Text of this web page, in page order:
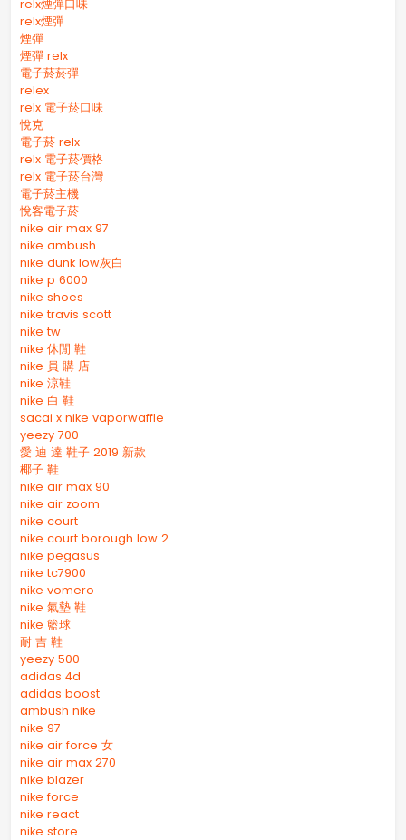
relx煙彈口味
relx煙彈
煙彈
煙彈 relx
電子菸菸彈
relex
relx 電子菸口味
悅克
電子菸 relx
relx 電子菸價格
relx 電子菸台灣
電子菸主機
悅客電子菸
nike air max 97
nike ambush
nike dunk low灰白
nike p 6000
nike shoes
nike travis scott
nike tw
nike 休閒 鞋
nike 員 購 店
nike 涼鞋
nike 白 鞋
sacai x nike vaporwaffle
yeezy 700
愛 迪 達 鞋子 2019 新款
椰子 鞋
nike air max 90
nike air zoom
nike court
nike court borough low 2
nike pegasus
nike tc7900
nike vomero
nike 氣墊 鞋
nike 籃球
耐 吉 鞋
yeezy 500
adidas 4d
adidas boost
ambush nike
nike 97
nike air force 女
nike air max 270
nike blazer
nike force
nike react
nike store